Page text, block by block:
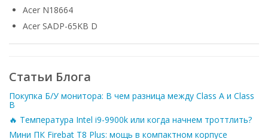
Acer N18664
Acer SADP-65KB D
Статьи Блога
Покупка Б/У монитора: В чем разница между Class A и Class
B
🔥 Температура Intel i9-9900k или когда начнем троттлить?
Мини ПК Firebat T8 Plus: мощь в компактном корпусе